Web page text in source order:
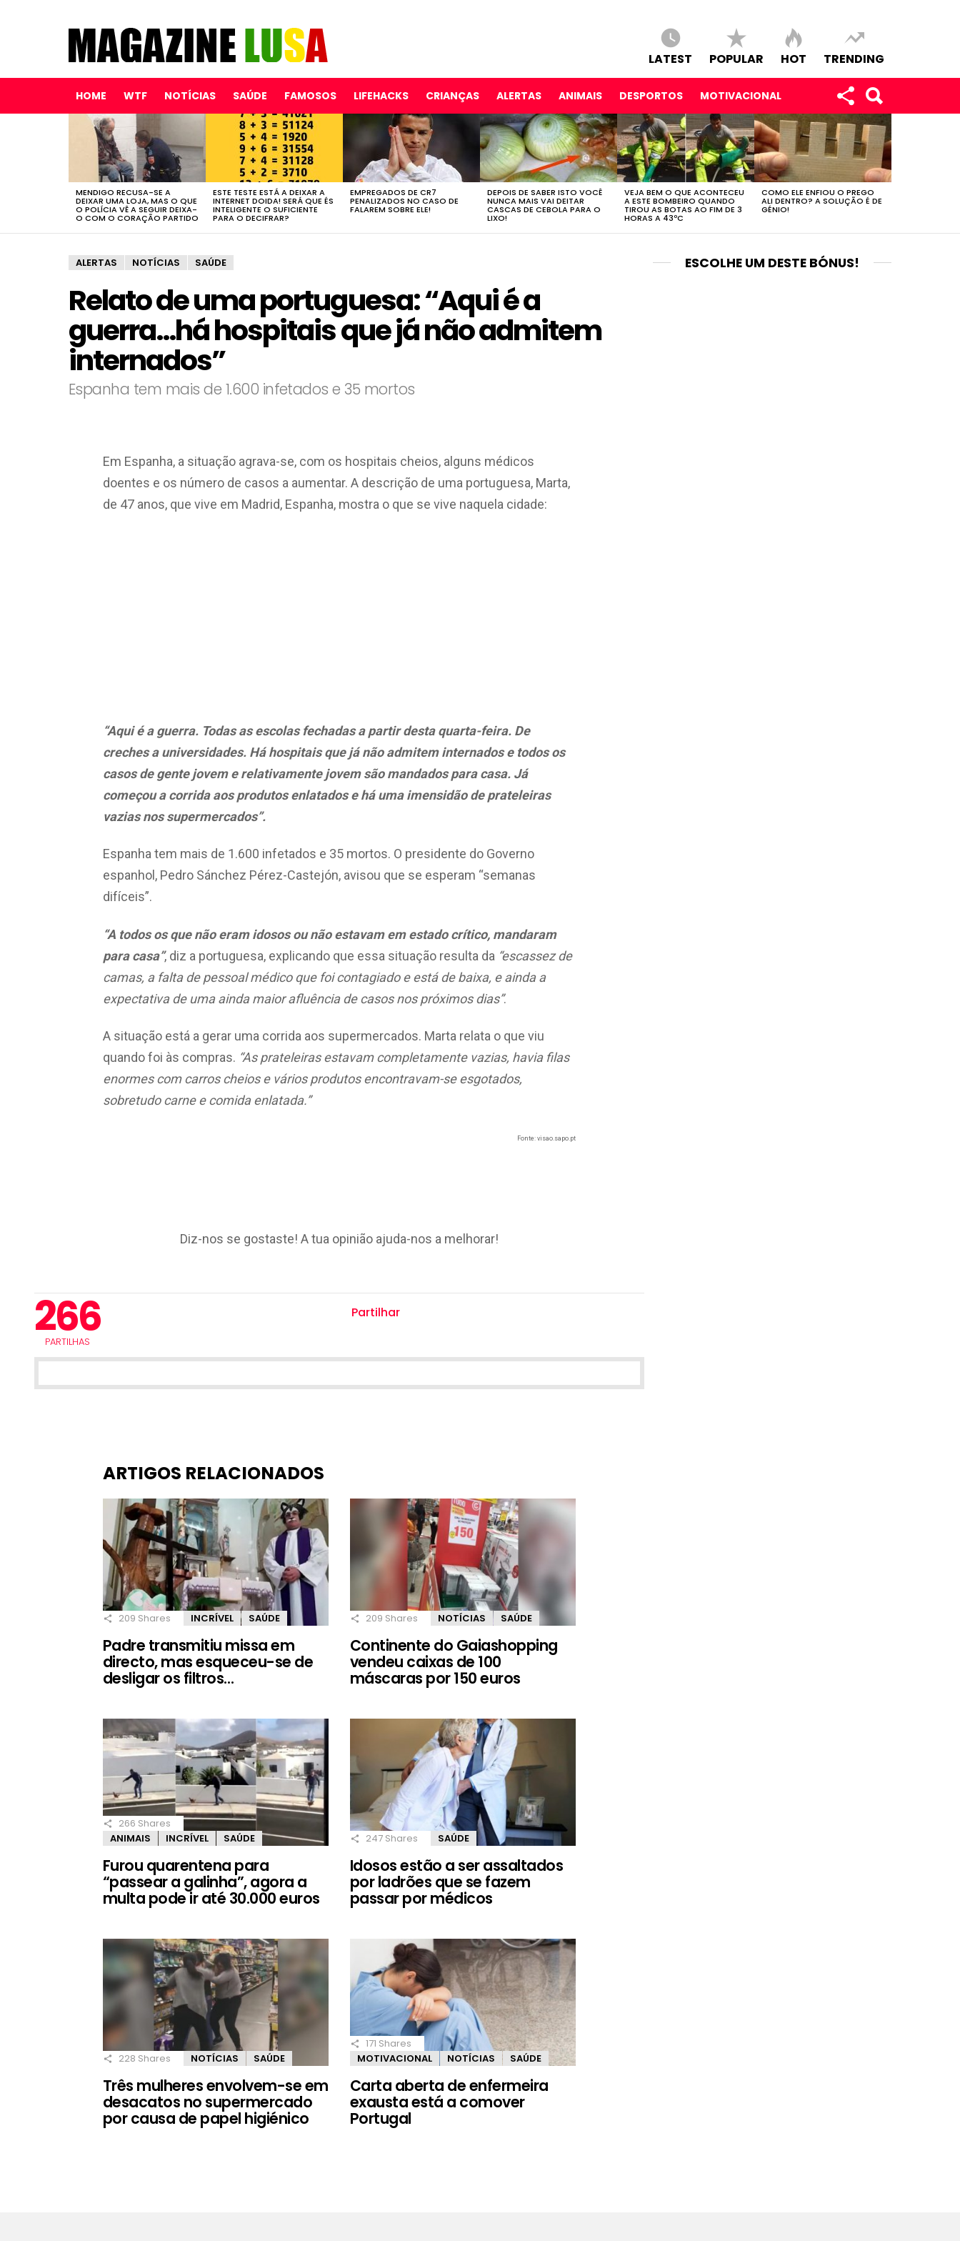
LATEST POPULAR HOT TRENDING
HOME WTF NOTÍCIAS SAÚDE FAMOSOS LIFEHACKS CRIANÇAS ALERTAS ANIMAIS DESPORTOS MOTIVACIONAL
LATEST
STORIES
MENDIGO RECUSA-SE A
DEIXAR UMA LOJA, MAS O QUE
O POLÍCIA VÊ A SEGUIR DEIXA-
O COM O CORAÇÃO PARTIDO
ESTE TESTE ESTÁ A DEIXAR A
INTERNET DOIDA! SERÁ QUE ÉS
INTELIGENTE O SUFICIENTE
PARA O DECIFRAR?
EMPREGADOS DE CR7
PENALIZADOS NO CASO DE
FALAREM SOBRE ELE!
DEPOIS DE SABER ISTO VOCÊ
NUNCA MAIS VAI DEITAR
CASCAS DE CEBOLA PARA O
LIXO!
VEJA BEM O QUE ACONTECEU
A ESTE BOMBEIRO QUANDO
TIROU AS BOTAS AO FIM DE 3
HORAS A 43ºC
COMO ELE ENFIOU O PREGO
ALI DENTRO? A SOLUÇÃO É DE
GÉNIO!
ALERTAS NOTÍCIAS SAÚDE
Relato de uma portuguesa: “Aqui é a
guerra…há hospitais que já não admitem
internados”
Espanha tem mais de 1.600 infetados e 35 mortos
Em Espanha, a situação agrava-se, com os hospitais cheios, alguns médicos
doentes e os número de casos a aumentar. A descrição de uma portuguesa, Marta,
de 47 anos, que vive em Madrid, Espanha, mostra o que se vive naquela cidade:
“Aqui é a guerra. Todas as escolas fechadas a partir desta quarta-feira. De
creches a universidades. Há hospitais que já não admitem internados e todos os
casos de gente jovem e relativamente jovem são mandados para casa. Já
começou a corrida aos produtos enlatados e há uma imensidão de prateleiras
vazias nos supermercados”.
Espanha tem mais de 1.600 infetados e 35 mortos. O presidente do Governo
espanhol, Pedro Sánchez Pérez-Castejón, avisou que se esperam “semanas
difíceis”.
“A todos os que não eram idosos ou não estavam em estado crítico, mandaram
para casa”, diz a portuguesa, explicando que essa situação resulta da “escassez de
camas, a falta de pessoal médico que foi contagiado e está de baixa, e ainda a
expectativa de uma ainda maior afluência de casos nos próximos dias”.
A situação está a gerar uma corrida aos supermercados. Marta relata o que viu
quando foi às compras. “As prateleiras estavam completamente vazias, havia filas
enormes com carros cheios e vários produtos encontravam-se esgotados,
sobretudo carne e comida enlatada.”
Fοnte: visao.sapo.pt
Diz-nos se gostaste! A tua opinião ajuda-nos a melhorar!
266
PARTILHAS
Partilhar
ARTIGOS RELACIONADOS
209 Shares INCRÍVEL SAÚDE
Padre transmitiu missa em
directo, mas esqueceu-se de
desligar os filtros…
209 Shares NOTÍCIAS SAÚDE
Continente do Gaiashopping
vendeu caixas de 100
máscaras por 150 euros
266 Shares
ANIMAIS
INCRÍVEL SAÚDE
Furou quarentena para
“passear a galinha”, agora a
multa pode ir até 30.000 euros
247 Shares SAÚDE
Idosos estão a ser assaltados
por ladrões que se fazem
passar por médicos
228 Shares NOTÍCIAS SAÚDE
Três mulheres envolvem-se em
desacatos no supermercado
por causa de papel higiénico
171 Shares
MOTIVACIONAL
NOTÍCIAS SAÚDE
Carta aberta de enfermeira
exausta está a comover
Portugal
ESCOLHE UM DESTE BÓNUS!